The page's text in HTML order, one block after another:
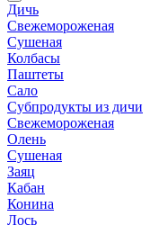
Дичь
Свежемороженая
Сушеная
Колбасы
Паштеты
Сало
Субпродукты из дичи
Свежемороженая
Олень
Сушеная
Заяц
Кабан
Конина
Лось